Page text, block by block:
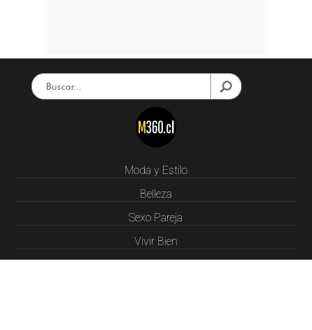
Moda y Estilo
Belleza
Sexo Pareja
Vivir Bien